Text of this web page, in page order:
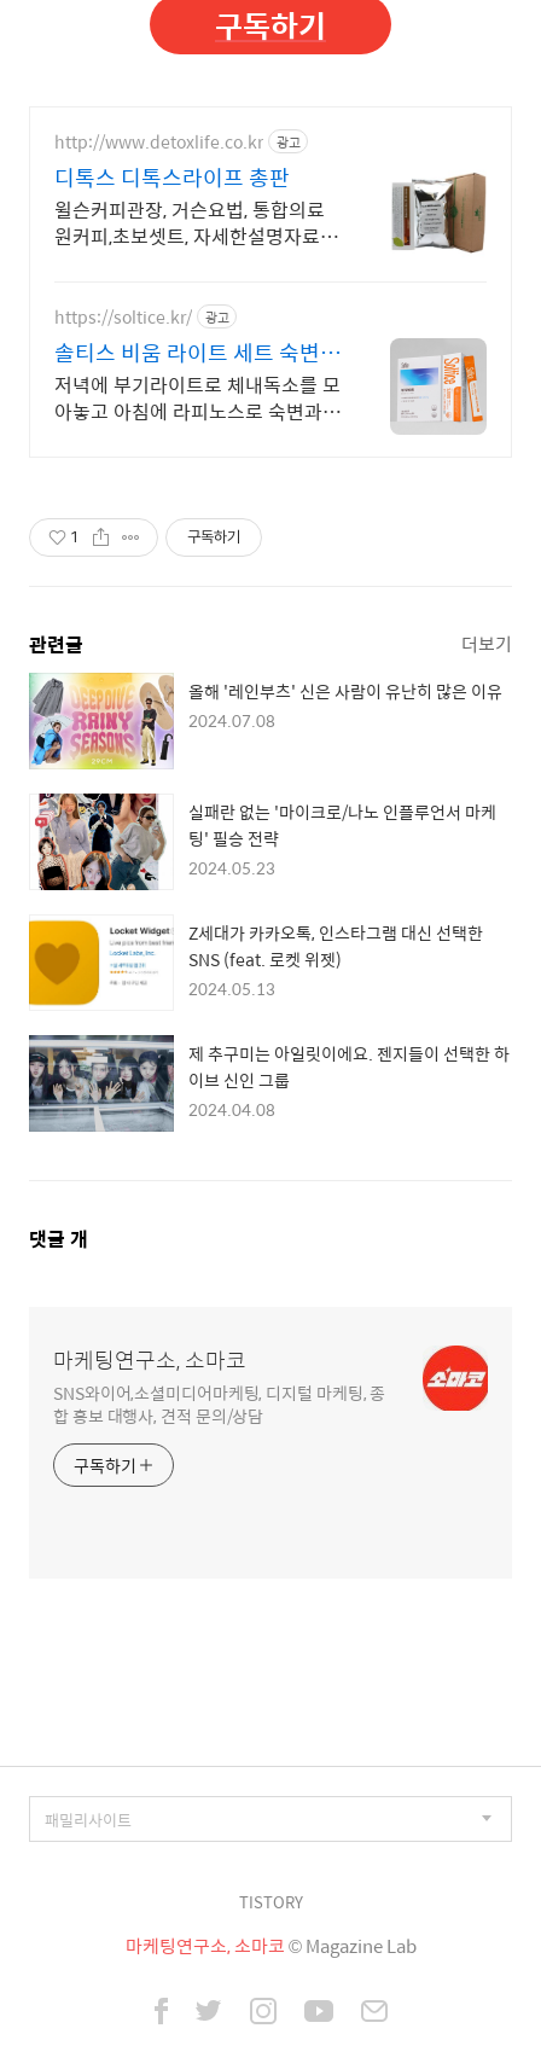
구독하기
http://www.detoxlife.co.kr 광고
디톡스 디톡스라이프 총판
윌슨커피관장, 거슨요법, 통합의료
원커피,초보셋트, 자세한설명자료집,
https://soltice.kr/ 광고
솔티스 비움 라이트 세트 숙변&
체내독소 동시배출!
저녁에 부기라이트로 체내독소를 모
아놓고 아침에 라피노스로 숙변과
1 구독하기
관련글 더보기
올해 '레인부츠' 신은 사람이 유난히 많은 이유
2024.07.08
실패란 없는 '마이크로/나노 인플루언서 마케
팅' 필승 전략
2024.05.23
Z세대가 카카오톡, 인스타그램 대신 선택한
SNS (feat. 로켓 위젯)
2024.05.13
제 추구미는 아일릿이에요. 젠지들이 선택한 하
이브 신인 그룹
2024.04.08
댓
댓글 개
마케팅연구소, 소마코
SNS와이어,소셜미디어마케팅, 디지털 마케팅, 종
합 홍보 대행사, 견적 문의/상담
구독하기
TISTORY
마케팅연구소, 소마코© Magazine Lab